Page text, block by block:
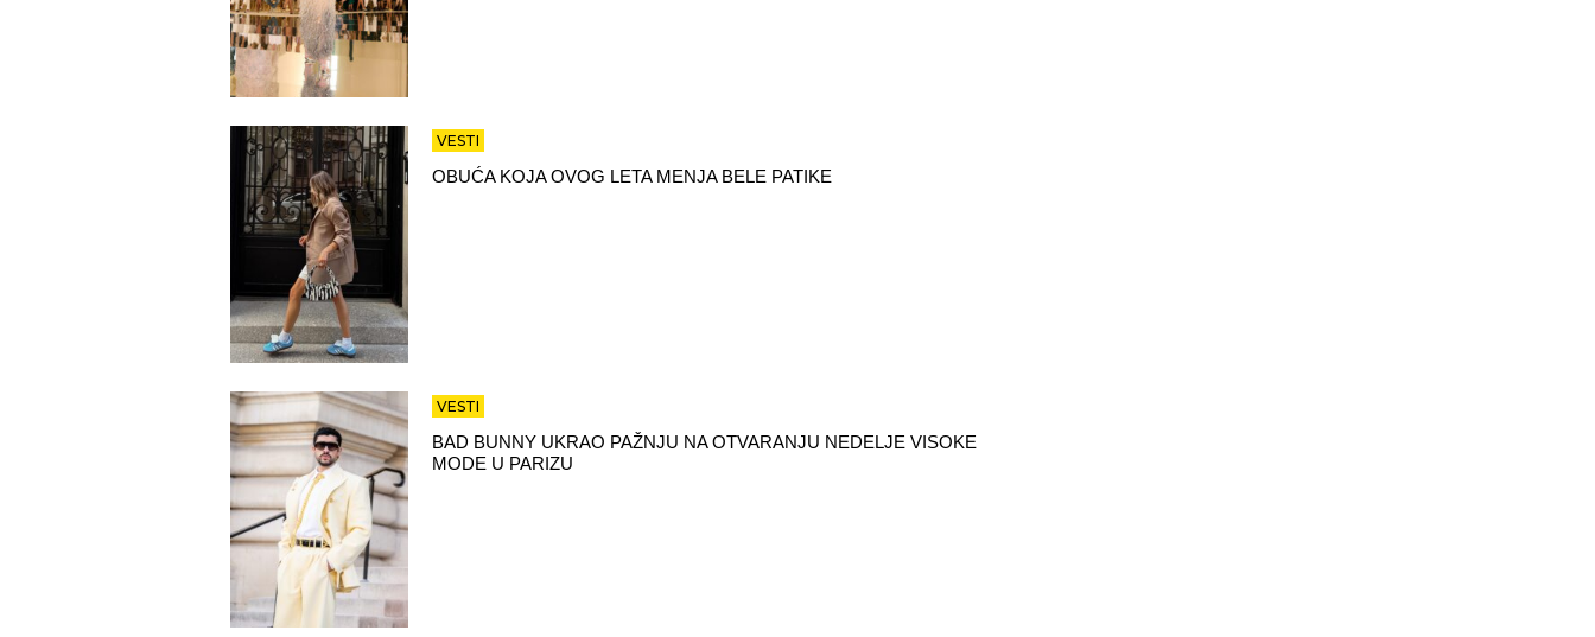
VESTI
OBUĆA KOJA OVOG LETA MENJA BELE PATIKE
VESTI
BAD BUNNY UKRAO PAŽNJU NA OTVARANJU NEDELJE VISOKE
MODE U PARIZU